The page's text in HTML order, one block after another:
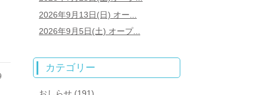
2026年9月13日(日) オー...
2026年9月5日(土) オープ...
カテゴリー
おしらせ (191)